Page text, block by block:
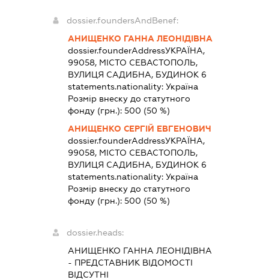
dossier.foundersAndBenef:
АНИЩЕНКО ГАННА ЛЕОНІДІВНА
dossier.founderAddressУКРАЇНА,
99058, МІСТО СЕВАСТОПОЛЬ,
ВУЛИЦЯ САДИБНА, БУДИНОК 6
statements.nationality: Україна
Розмір внеску до статутного
фонду (грн.): 500 (50 %)
АНИЩЕНКО СЕРГІЙ ЕВГЕНОВИЧ
dossier.founderAddressУКРАЇНА,
99058, МІСТО СЕВАСТОПОЛЬ,
ВУЛИЦЯ САДИБНА, БУДИНОК 6
statements.nationality: Україна
Розмір внеску до статутного
фонду (грн.): 500 (50 %)
dossier.heads:
АНИЩЕНКО ГАННА ЛЕОНІДІВНА
- ПРЕДСТАВНИК ВІДОМОСТІ
ВІДСУТНІ